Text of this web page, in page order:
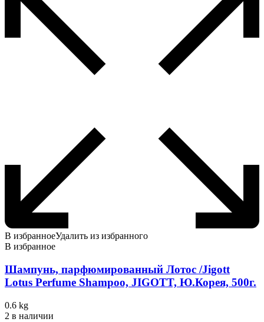
В избранноеУдалить из избранного
В избранное
Шампунь, парфюмированный Лотос /Jigott
Lotus Perfume Shampoo, JIGOTT, Ю.Корея, 500г.
0.6 kg
2 в наличии